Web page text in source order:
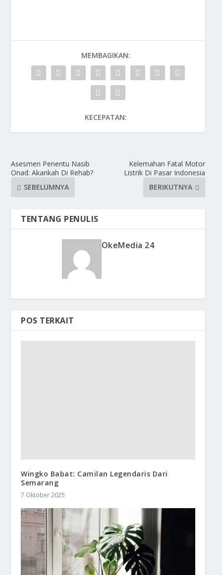
MEMBAGIKAN:
KECEPATAN:
Asesmen Penentu Nasib
Onad: Akankah Di Rehab?
SEBELUMNYA
Kelemahan Fatal Motor
Listrik Di Pasar Indonesia
BERIKUTNYA
TENTANG PENULIS
OkeMedia 24
POS TERKAIT
Wingko Babat: Camilan Legendaris Dari
Semarang
7 Oktober 2025